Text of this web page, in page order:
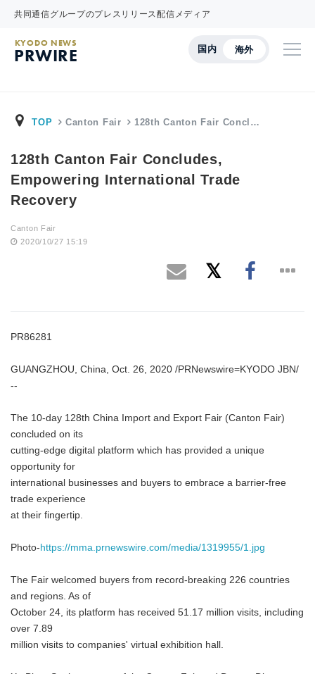
共同通信グループのプレスリリース配信メディア
国内 海外
KYODO NEWS
PRWIRE
TOP Canton Fair 128th Canton Fair Concl…
128th Canton Fair Concludes,
Empowering International Trade
Recovery
Canton Fair
2020/10/27 15:19
PR86281
GUANGZHOU, China, Oct. 26, 2020 /PRNewswire=KYODO JBN/
--
The 10-day 128th China Import and Export Fair (Canton Fair)
concluded on its
cutting-edge digital platform which has provided a unique
opportunity for
international businesses and buyers to embrace a barrier-free
trade experience
at their fingertip.
Photo- https://mma.prnewswire.com/media/1319955/1.jpg
The Fair welcomed buyers from record-breaking 226 countries
and regions. As of
October 24, its platform has received 51.17 million visits, including
over 7.89
million visits to companies' virtual exhibition hall.